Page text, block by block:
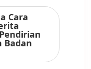
Cara
Badan